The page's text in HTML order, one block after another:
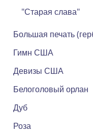
"Старая слава"
Большая печать
Гимн США
Девизы США
Белоголовый орлан
Дуб
Роза